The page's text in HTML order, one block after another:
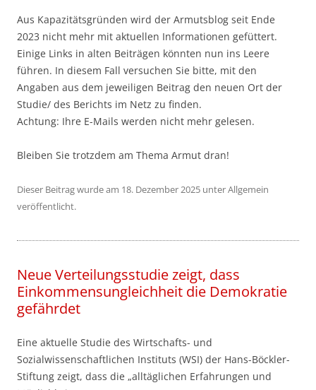
Aus Kapazitätsgründen wird der Armutsblog seit Ende
2023 nicht mehr mit aktuellen Informationen gefüttert.
Einige Links in alten Beiträgen könnten nun ins Leere
führen. In diesem Fall versuchen Sie bitte, mit den
Angaben aus dem jeweiligen Beitrag den neuen Ort der
Studie/ des Berichts im Netz zu finden.
Achtung: Ihre E-Mails werden nicht mehr gelesen.
Bleiben Sie trotzdem am Thema Armut dran!
Dieser Beitrag wurde am 18. Dezember 2025 unterAllgemein
veröffentlicht.
Neue Verteilungsstudie zeigt, dass
Einkommensungleichheit die Demokratie
gefährdet
Eine aktuelle Studie des Wirtschafts- und
Sozialwissenschaftlichen Instituts (WSI) der Hans-Böckler-
Stiftung zeigt, dass die „alltäglichen Erfahrungen und